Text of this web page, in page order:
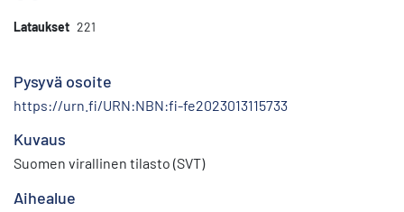
Lataukset 221
Pysyvä osoite
https://urn.fi/URN:NBN:fi-fe2023013115733
Kuvaus
Suomen virallinen tilasto (SVT)
Aihealue